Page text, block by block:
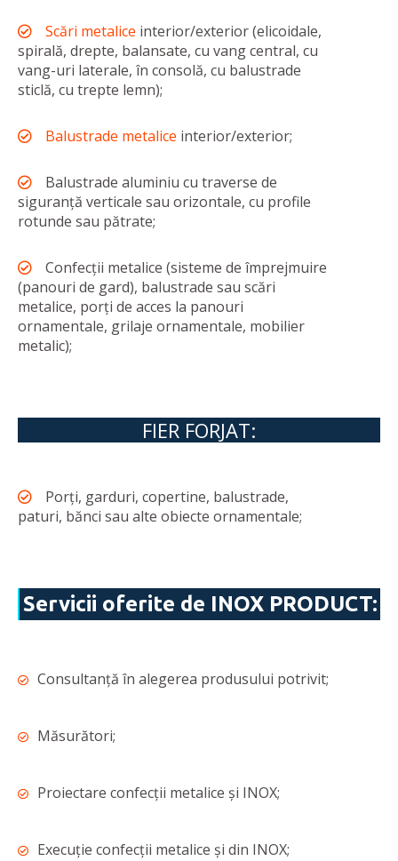
Scări metalice interior/exterior (elicoidale,
spirală, drepte, balansate, cu vang central, cu
vang-uri laterale, în consolă, cu balustrade
sticlă, cu trepte lemn);
Balustrade metalice interior/exterior;
Balustrade aluminiu cu traverse de
siguranță verticale sau orizontale, cu profile
rotunde sau pătrate;
Confecții metalice (sisteme de împrejmuire
(panouri de gard), balustrade sau scări
metalice, porți de acces la panouri
ornamentale, grilaje ornamentale, mobilier
metalic);
FIER FORJAT:
Porți, garduri, copertine, balustrade,
paturi, bănci sau alte obiecte ornamentale;
Servicii oferite de INOX PRODUCT:
Consultanță în alegerea produsului potrivit;
Măsurători;
Proiectare confecții metalice și INOX;
Execuție confecții metalice și din INOX;